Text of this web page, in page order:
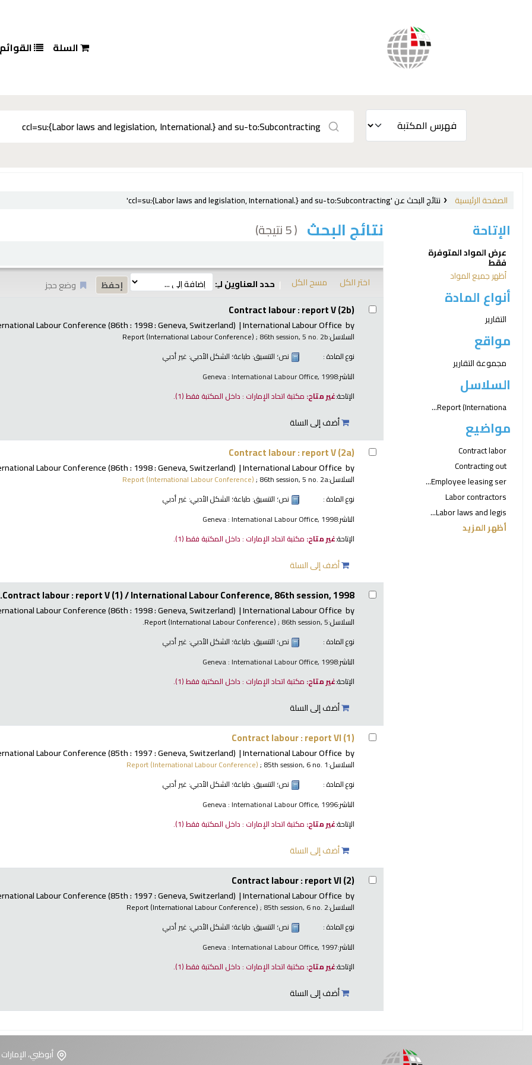
السلة القوائم
الصفحة الرئيسية نتائج البحث عن 'ccl=su:{Labor laws and legislation, International.} and su-to:Subcontracting'
الإتاحة
عرض المواد المتوفرة
فقط
أظهر جميع المواد
أنواع المادة
التقارير
مواقع
مجموعة التقارير
السلاسل
Report (Internationa...
مواضيع
Contract labor
Contracting out
Employee leasing ser...
Labor contractors
Labor laws and legis...
أظهر المزيد
نتائج البحث ( 5 نتيجة)
اختر الكل مسح الكل حدد العناوين لـِ: وضع حجز
نتائج Contract labour : report V (2b)
by
International Labour Office
Labour Conference(86th : 1998 : Geneva, Switzerland)
السلاسل: Report (International Labour Conference); 86th session, 5 no. 2b
نوع المادة :
نص؛ التنسيق: طباعة؛ الشكل الأدبي: غير أدبي
الناشر:Geneva : International Labour Office, 1998
الإتاحة:غير متاح: مكتبة اتحاد الإمارات : داخل المكتبة فقط(1).
أضف إلى السلة
Contract labour : report V (2a)
by
International Labour Office
Labour Conference(86th : 1998 : Geneva, Switzerland)
السلاسل: Report (International Labour Conference); 86th session, 5 no. 2a
نوع المادة :
نص؛ التنسيق: طباعة؛ الشكل الأدبي: غير أدبي
الناشر:Geneva : International Labour Office, 1998
الإتاحة:غير متاح: مكتبة اتحاد الإمارات : داخل المكتبة فقط(1).
أضف إلى السلة
Contract labour : report V (1) /International Labour Conference, 86th session, 1998.
by
International Labour Office
Labour Conference(86th : 1998 : Geneva, Switzerland)
السلاسل: Report (International Labour Conference); 86th session, 5.
نوع المادة :
نص؛ التنسيق: طباعة؛ الشكل الأدبي: غير أدبي
الناشر:Geneva : International Labour Office, 1998
الإتاحة:غير متاح: مكتبة اتحاد الإمارات : داخل المكتبة فقط(1).
أضف إلى السلة
Contract labour : report VI (1)
by
International Labour Office
Labour Conference(85th : 1997 : Geneva, Switzerland)
السلاسل: Report (International Labour Conference); 85th session, 6 no. 1
نوع المادة :
نص؛ التنسيق: طباعة؛ الشكل الأدبي: غير أدبي
الناشر:Geneva : International Labour Office, 1996
الإتاحة:غير متاح: مكتبة اتحاد الإمارات : داخل المكتبة فقط(1).
أضف إلى السلة
Contract labour : report VI (2)
by
International Labour Office
Labour Conference(85th : 1997 : Geneva, Switzerland)
السلاسل: Report (International Labour Conference); 85th session, 6 no. 2
نوع المادة :
نص؛ التنسيق: طباعة؛ الشكل الأدبي: غير أدبي
الناشر:Geneva : International Labour Office, 1997
الإتاحة:غير متاح: مكتبة اتحاد الإمارات : داخل المكتبة فقط(1).
أضف إلى السلة
أبوظبي،